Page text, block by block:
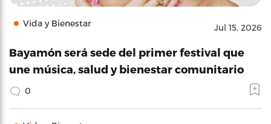
Vida y Bienestar Jul 15, 2026
Bayamón será sede del primer festival que
une música, salud y bienestar comunitario
0